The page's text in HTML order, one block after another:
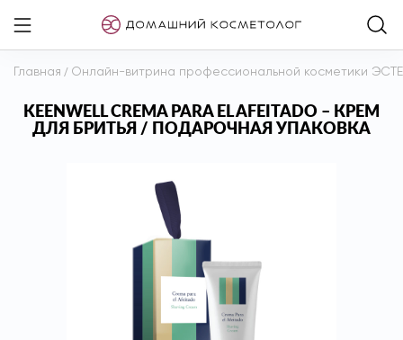
Главная / Онлайн-витрина профессиональной косметики
KEENWELL CREMA PARA EL AFEITADO – КРЕМ
ДЛЯ БРИТЬЯ / ПОДАРОЧНАЯ УПАКОВКА